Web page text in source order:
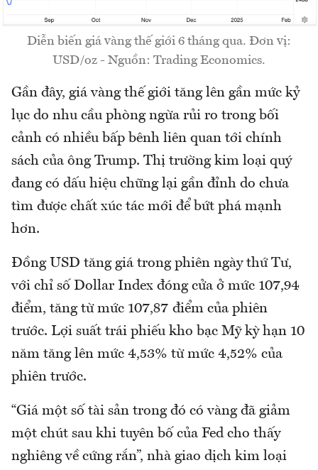
Diễn biến giá vàng thế giới 6 tháng qua. Đơn vị:
USD/oz - Nguồn: Trading Economics.
Gần đây, giá vàng thế giới tăng lên gần mức kỷ
lục do nhu cầu phòng ngừa rủi ro trong bối
cảnh có nhiều bấp bênh liên quan tới chính
sách của ông Trump. Thị trường kim loại quý
đang có dấu hiệu chững lại gần đỉnh do chưa
tìm được chất xúc tác mới để bứt phá mạnh
hơn.
Đồng USD tăng giá trong phiên ngày thứ Tư,
với chỉ số Dollar Index đóng cửa ở mức 107,94
điểm, tăng từ mức 107,87 điểm của phiên
trước. Lợi suất trái phiếu kho bạc Mỹ kỳ hạn 10
năm tăng lên mức 4,53% từ mức 4,52% của
phiên trước.
“Giá một số tài sản trong đó có vàng đã giảm
một chút sau khi tuyên bố của Fed cho thấy
nghiêng về cứng rắn”, nhà giao dịch kim loại